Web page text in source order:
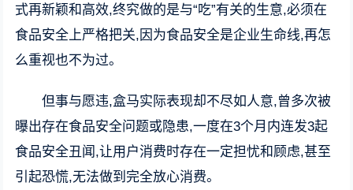
式再新颖和高效,终究做的是与“吃”有关的生意,必须在
食品安全上严格把关,因为食品安全是企业生命线,再怎
么重视也不为过。
但事与愿违,盒马实际表现却不尽如人意,曾多次被
曝出存在食品安全问题或隐患,一度在3个月内连发3起
食品安全丑闻,让用户消费时存在一定担忧和顾虑,甚至
引起恐慌,无法做到完全放心消费。